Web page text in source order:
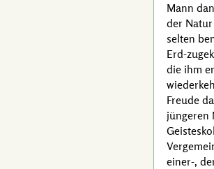
Mann
der
selten
Erd-
die ihm
Freude
jüngeren
einer-,